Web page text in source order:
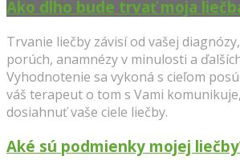
Ako dlho bude trvať moja
Trvanie liečby závisí od vašej
porúch, anamnézy v minulosti a
Vyhodnotenie sa vykoná s cieľom
váš terapeut o tom s Vami
dosiahnuť vaše ciele liečby.
Aké sú podmienky mojej